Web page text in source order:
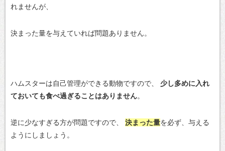
れませんが、
決まった量を与えていれば問題ありません。
ハムスターは自己管理ができる動物ですので、
少し多めに入れ
ておいても食べ過ぎることはありません。
逆に少なすぎる方が問題ですので、 決まった量を必ず、与える
ようにしましょう。